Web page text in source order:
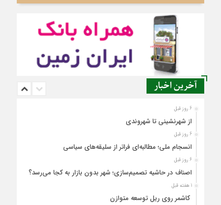
آخرین اخبار
6 روز قبل
از شهرنشینی تا شهروندی
6 روز قبل
انسجام ملی؛ مطالبه‌ای فراتر از سلیقه‌های سیاسی
6 روز قبل
اصناف در حاشیه تصمیم‌سازی؛ شهر بدون بازار به کجا می‌رسد؟
1 هفته قبل
کاشمر روی ریل توسعه متوازن